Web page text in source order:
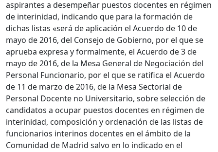
aspirantes a desempeñar puestos docentes en régimen
de interinidad, indicando que para la formación de
dichas listas «será de aplicación el Acuerdo de 10 de
mayo de 2016, del Consejo de Gobierno, por el que se
aprueba expresa y formalmente, el Acuerdo de 3 de
mayo de 2016, de la Mesa General de Negociación del
Personal Funcionario, por el que se ratifica el Acuerdo
de 11 de marzo de 2016, de la Mesa Sectorial de
Personal Docente no Universitario, sobre selección de
candidatos a ocupar puestos docentes en régimen de
interinidad, composición y ordenación de las listas de
funcionarios interinos docentes en el ámbito de la
Comunidad de Madrid salvo en lo indicado en el